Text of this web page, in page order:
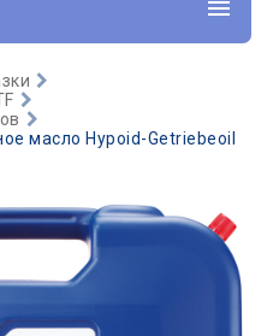
масло Hypoid-Getriebeoil